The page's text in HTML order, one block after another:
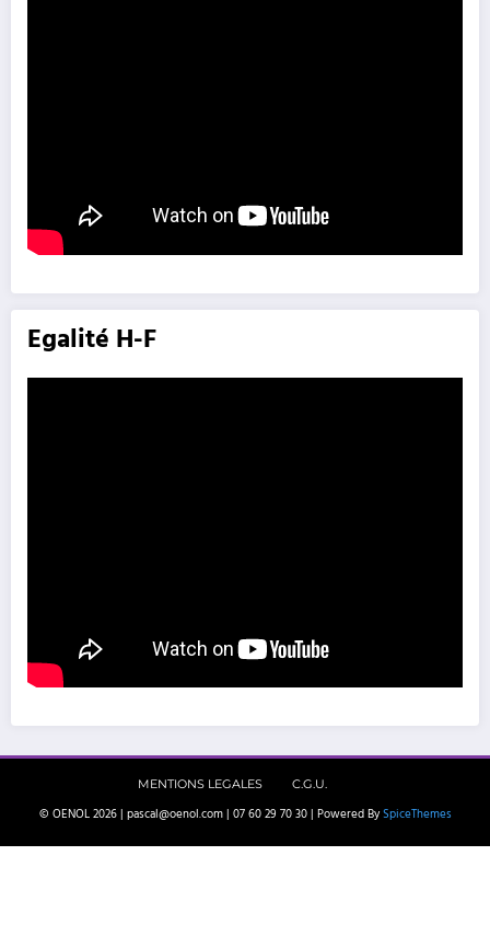
Egalité H-F
MENTIONS LEGALES C.G.U.
© OENOL 2026 | pascal@oenol.com | 07 60 29 70 30 | Powered By SpiceThemes